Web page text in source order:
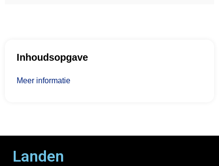
Inhoudsopgave
Meer informatie
Landen